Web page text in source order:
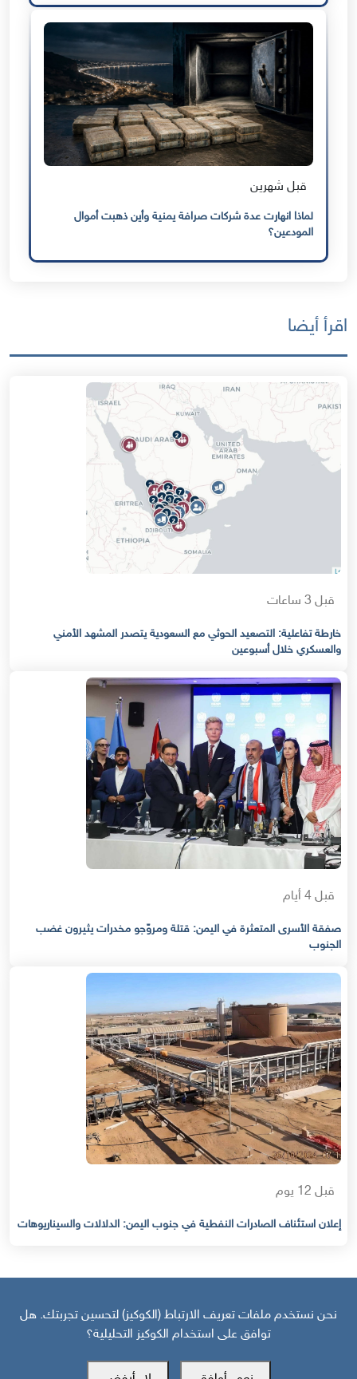
قبل شهرين
لماذا انهارت عدة شركات صرافة يمنية وأين ذهبت أموال
المودعين؟
اقرأ أيضا
قبل 3 ساعات
خارطة تفاعلية: التصعيد الحوثي مع السعودية يتصدر المشهد الأمني
والعسكري خلال أسبوعين
قبل 4 أيام
صفقة الأسرى المتعثرة في اليمن: قتلة ومروّجو مخدرات يثيرون غضب
الجنوب
قبل 12 يوم
إعلان استئناف الصادرات النفطية في جنوب اليمن: الدلالات والسيناريوهات
نحن نستخدم ملفات تعريف الارتباط (الكوكيز) لتحسين تجربتك. هل
توافق على استخدام الكوكيز التحليلية؟